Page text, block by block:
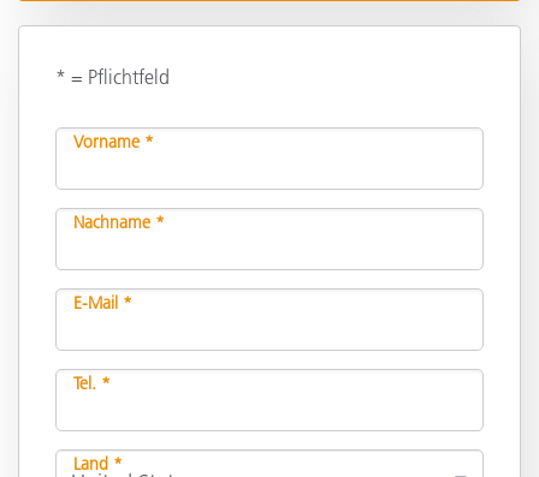
* = Pflichtfeld
Vorname *
Nachname *
E-Mail *
Tel. *
Land *